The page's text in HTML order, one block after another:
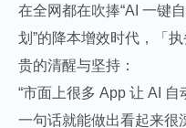
在全网都在吹捧“AI 一键
划”的降本增效时代，「
贵的清醒与坚持：
“市面上很多 App 让 AI
一句话就能做出看起来很